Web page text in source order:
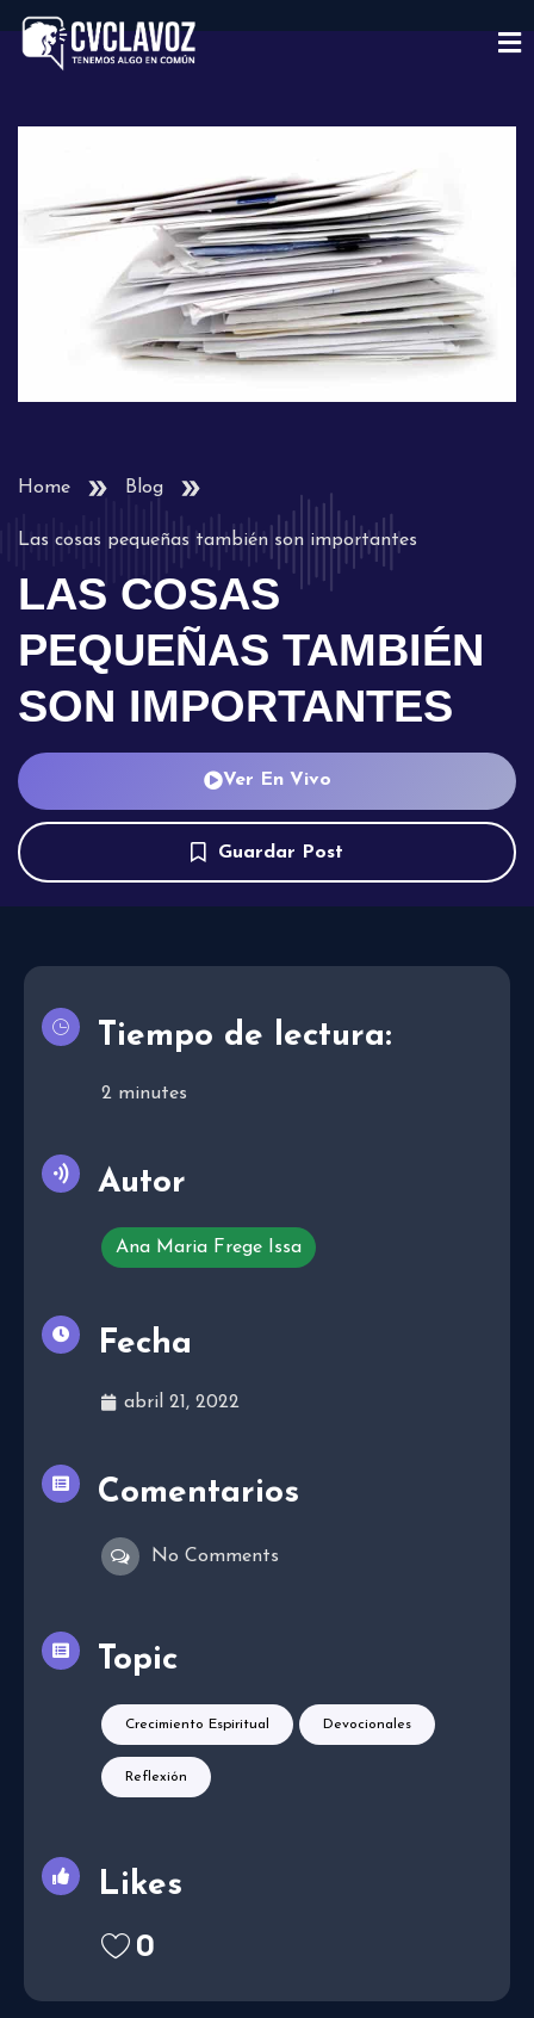
Home Blog
Las cosas pequeñas también son importantes
LAS COSAS
PEQUEÑAS TAMBIÉN
SON IMPORTANTES
Ver En Vivo
Guardar Post
Tiempo de lectura:
2 minutes
Autor
Ana Maria Frege Issa
Fecha
abril 21, 2022
Comentarios
No Comments
Topic
Crecimiento Espiritual Devocionales
Reflexión
Likes
0